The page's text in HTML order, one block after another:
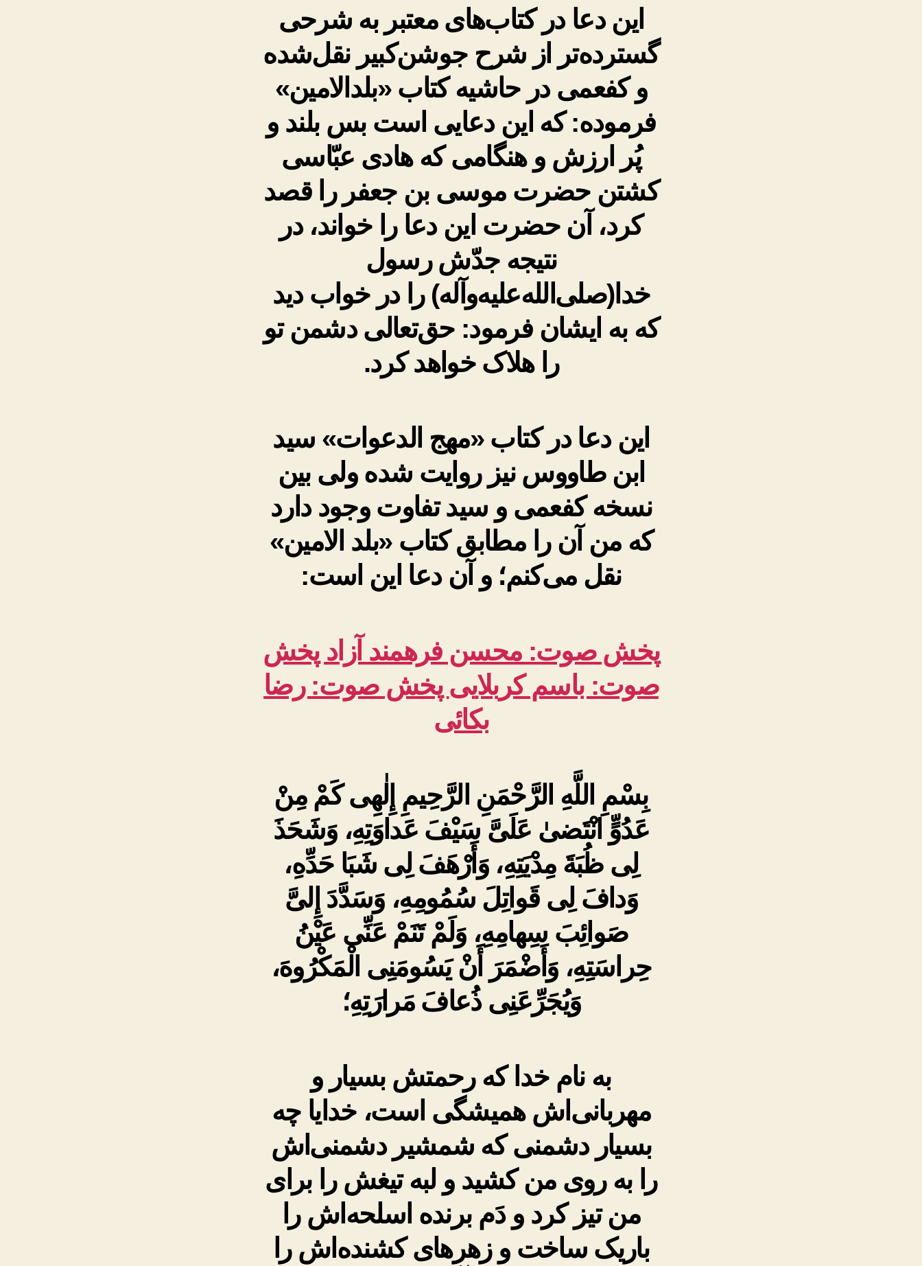
این دعا در کتاب‌های معتبر به شرحی
گسترده‌تر از شرح جوشن‌کبیر نقل‌شده
و کفعمی در حاشیه کتاب «بلدالامین»
فرموده: که این دعایی است بس بلند و
پُر ارزش و هنگامی که هادی عبّاسی
کشتن حضرت موسی بن جعفر را قصد
کرد، آن حضرت این دعا را خواند، در
نتیجه جدّش رسول
خدا(صلی‌الله‌علیه‌وآله) را در خواب دید
که به ایشان فرمود: حق‌تعالی دشمن تو
را هلاک خواهد کرد.
این دعا در کتاب «مهج الدعوات» سید
ابن طاووس نیز روایت‌ شده ولی بین
نسخه کفعمی و سید تفاوت وجود دارد
که من آن را مطابق کتاب «بلد الامین»
نقل می‌کنم؛ و آن دعا این است:
پخش صوت: محسن فرهمند آزاد پخش
صوت: باسم کربلایی پخش صوت: رضا
بکائی
بِسْمِ اللَّهِ الرَّحْمَنِ الرَّحِيمِ إِلٰهِى كَمْ مِنْ
عَدُوٍّ انْتَضىٰ عَلَىَّ سَيْفَ عَداوَتِهِ، وَشَحَذَ
لِى ظُبَةَ مِدْيَتِهِ، وَأَرْهَفَ لِى شَبَا حَدِّهِ،
وَدافَ لِى قَواتِلَ سُمُومِهِ، وَسَدَّدَ إِلىَّ
صَوائِبَ سِهامِهِ، وَلَمْ تَنَمْ عَنِّى عَيْنُ
حِراسَتِهِ، وَأَضْمَرَ أَنْ يَسُومَنِى الْمَكْرُوهَ،
وَيُجَرِّعَنِى ذُعافَ مَرارَتِهِ؛
به نام خدا که رحمتش بسیار و
مهربانى‌اش همیشگى است، خدایا چه
بسیار دشمنی که شمشیر دشمنی‌اش
را به روی من کشید و لبه تیغش را برای
من تیز کرد و دَم برنده اسلحه‌اش را
باریک ساخت و زهرهای کشنده‌اش را